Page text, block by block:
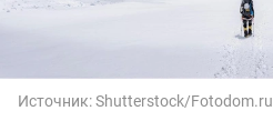
Источник:Shutterstock/Fotodom.ru